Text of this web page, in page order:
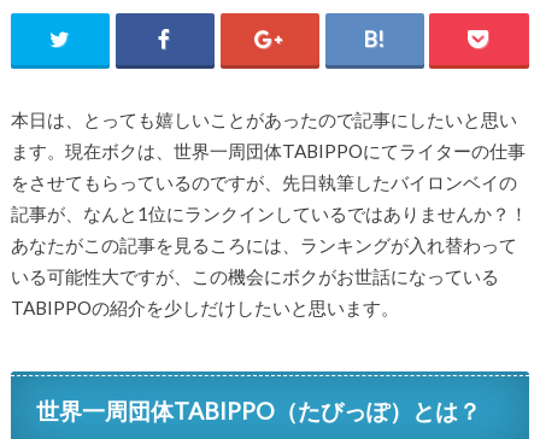
本日は、とっても嬉しいことがあったので記事にしたいと思い
ます。現在ボクは、世界一周団体TABIPPOにてライターの仕事
をさせてもらっているのですが、先日執筆したバイロンベイの
記事が、なんと1位にランクインしているではありませんか？！
あなたがこの記事を見るころには、ランキングが入れ替わって
いる可能性大ですが、この機会にボクがお世話になっている
TABIPPOの紹介を少しだけしたいと思います。
世界一周団体TABIPPO（たびっぽ）とは？